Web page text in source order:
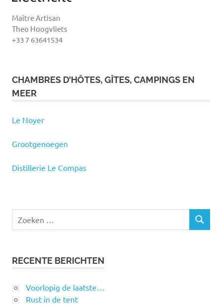
Maître Artisan
Theo Hoogvliets
+33 7 63641534
CHAMBRES D’HÔTES, GÎTES, CAMPINGS EN
MEER
Le Noyer
Grootgenoegen
Distillerie Le Compas
RECENTE BERICHTEN
Voorlopig de laatste…
Rust in de tent